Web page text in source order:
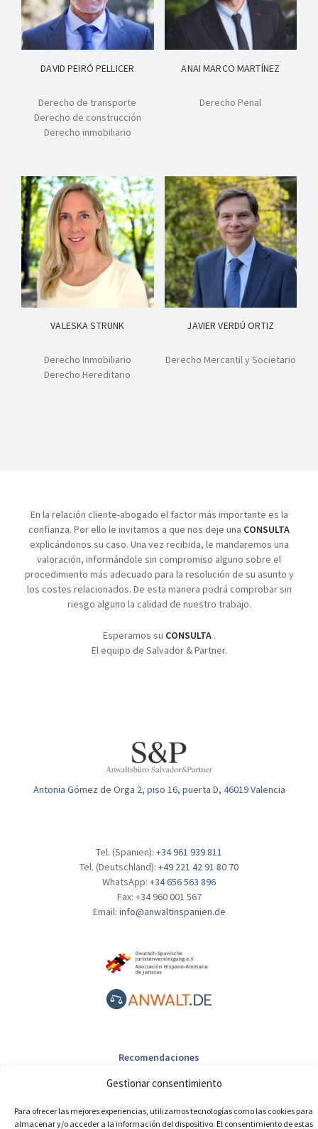
Gestionar consentimiento
Para ofrecer las mejores experiencias, utilizamos tecnologías como las cookies para
almacenar y/o acceder a la información del dispositivo. El consentimiento de estas
DAVID PEIRÓ PELLICER
Derecho de transporte
Derecho de construcción
Derecho inmobiliario
ANAI MARCO MARTÍNEZ
Derecho Penal
VALESKA STRUNK
Derecho Inmobiliario
Derecho Hereditario
JAVIER VERDÚ ORTIZ
Derecho Mercantil y Societario
En la relación cliente-abogado el factor más importante es la
confianza. Por ello le invitamos a que nos deje una CONSULTA
explicándonos su caso. Una vez recibida, le mandaremos una
valoración, informándole sin compromiso alguno sobre el
procedimiento más adecuado para la resolución de su asunto y
los costes relacionados. De esta manera podrá comprobar sin
riesgo alguno la calidad de nuestro trabajo.
Esperamos su CONSULTA.
El equipo de Salvador & Partner.
Antonia Gómez de Orga 2, piso 16, puerta D, 46019 Valencia
Tel. (Spanien): +34 961 939 811
Tel. (Deutschland): +49 221 42 91 80 70
WhatsApp: +34 656 563 896
Fax: +34 960 001 567
Email: info@anwaltinspanien.de
Recomendaciones
Nuestros abogados
Contacto